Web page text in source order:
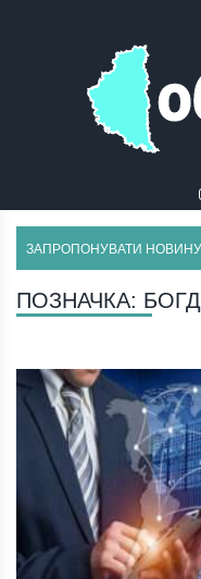
ЗАПРОПОНУВАТИ НОВИНУ
ПОЗНАЧКА: